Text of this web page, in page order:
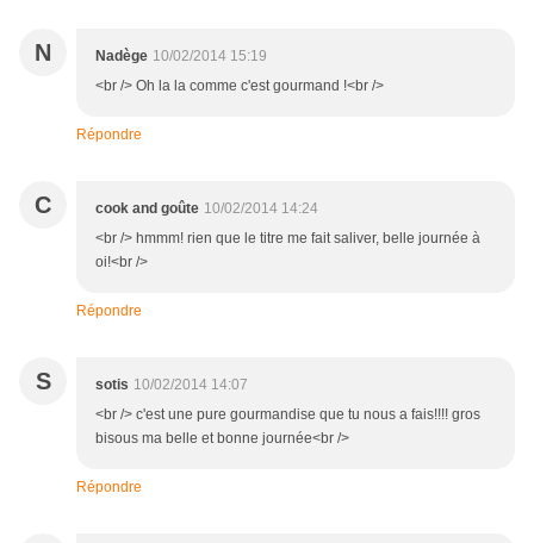
N Nadège 10/02/2014 15:19
<br /> Oh la la comme c'est gourmand !<br />
Répondre
C cook and goûte 10/02/2014 14:24
<br /> hmmm! rien que le titre me fait saliver, belle journée à
oi!<br />
Répondre
S sotis 10/02/2014 14:07
<br /> c'est une pure gourmandise que tu nous a fais!!!! gros
bisous ma belle et bonne journée<br />
Répondre